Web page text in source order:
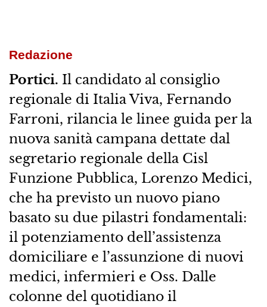
Redazione
Portici. Il candidato al consiglio
regionale di Italia Viva, Fernando
Farroni, rilancia le linee guida per la
nuova sanità campana dettate dal
segretario regionale della Cisl
Funzione Pubblica, Lorenzo Medici,
che ha previsto un nuovo piano
basato su due pilastri fondamentali:
il potenziamento dell’assistenza
domiciliare e l’assunzione di nuovi
medici, infermieri e Oss. Dalle
colonne del quotidiano il